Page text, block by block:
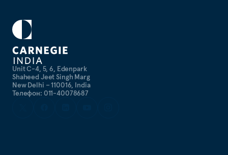
Unit C-4, 5, 6, Edenpark
Shaheed Jeet Singh Marg
New Delhi – 110016, India
Телефон: 011-40078687